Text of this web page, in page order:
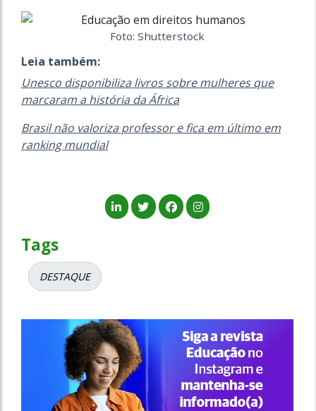
Foto: Shutterstock
Leia também:
Unesco disponibiliza livros sobre mulheres que
marcaram a história da África
Brasil não valoriza professor e fica em último em
ranking mundial
Tags
DESTAQUE